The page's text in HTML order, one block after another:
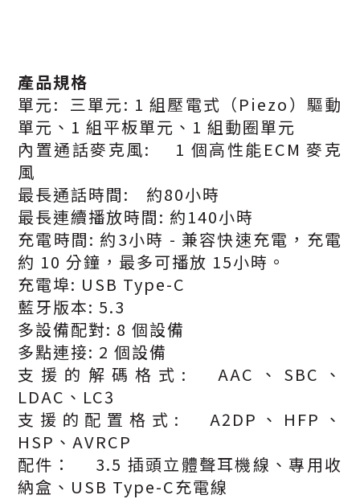
產品規格
單元: 三單元: 1 組壓電式（Piezo）驅動
單元、1 組平板單元、1 組動圈單元
內置通話麥克風:
1 個高性能ECM 麥克
風
最長通話時間:
約80小時
最長連續播放時間: 約140小時
充電時間: 約3小時 - 兼容快速充電，充電
約 10 分鐘，最多可播放 15小時。
充電埠: USB Type-C
藍牙版本: 5.3
多設備配對: 8 個設備
多點連接: 2 個設備
支援的解碼格式:
AAC、SBC、
LDAC、LC3
支援的配置格式:
A2DP、HFP、
HSP、AVRCP
配件：
3.5 插頭立體聲耳機線、專用收
納盒、USB Type-C充電線